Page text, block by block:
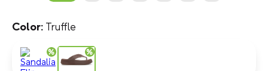
Truffle